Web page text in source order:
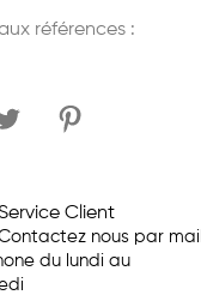
références :
Client
nous par mail
du lundi au